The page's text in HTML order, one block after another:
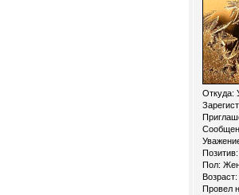
Откуда:
Позитив:
Пол:
Возраст:
Провел